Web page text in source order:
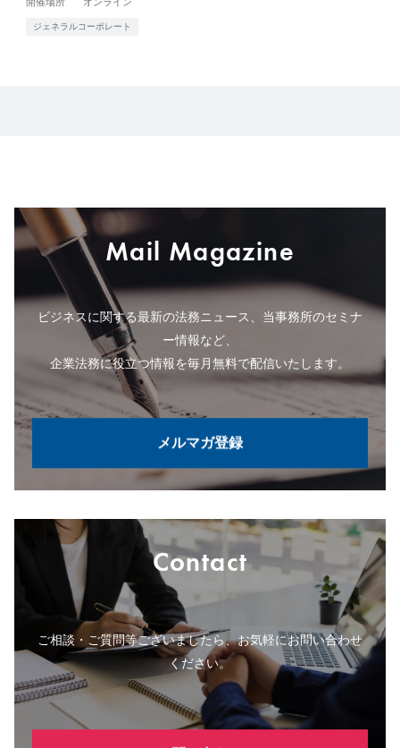
ジェネラルコーポレート
Mail Magazine
ビジネスに関する最新の法務ニュース、当事務所のセミナ
ー情報など、
企業法務に役立つ情報を毎月無料で配信いたします。
メルマガ登録
Contact
ご相談・ご質問等ございましたら、お気軽にお問い合わせ
ください。